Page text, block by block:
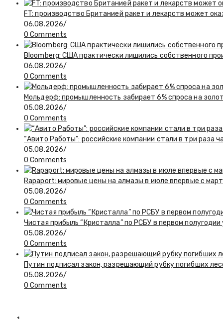
FT: производство Британией ракет и лекарств может
06.08.2026/
0 Comments
Bloomberg: США практически лишились собственного
06.08.2026/
0 Comments
Мольдерф: промышленность забирает 6% спроса на
05.08.2026/
0 Comments
“Авито Работы”: российские компании стали в три раза
05.08.2026/
0 Comments
Rapaport: мировые цены на алмазы в июле впервые с
05.08.2026/
0 Comments
Чистая прибыль “Кристалла” по РСБУ в первом полугодии
05.08.2026/
0 Comments
Путин подписал закон, разрешающий рубку погибших
05.08.2026/
0 Comments